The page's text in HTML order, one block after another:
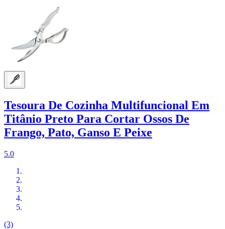
Tesoura De Cozinha Multifuncional Em
Titânio Preto Para Cortar Ossos De
Frango, Pato, Ganso E Peixe
5.0
(3)